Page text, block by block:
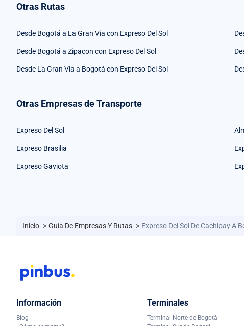
Otras Rutas
Desde Bogotá a La Gran Via con Expreso Del Sol
Desde Bogotá a Zipacon con Expreso Del Sol
Desde La Gran Via a Bogotá con Expreso Del Sol
Otras Empresas de Transporte
Expreso Del Sol
Expreso Brasilia
Expreso Gaviota
Inicio > Guía De Empresas Y Rutas > Expreso Del Sol De Cachipay A
Información
Blog
Terminales
Terminal Norte de Bogotá